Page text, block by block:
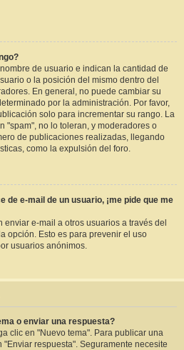
de usuario e indican la cantidad de
o la posición del mismo dentro del
En general, no puede cambiar su
por la administración. Por favor,
solo para incrementar su rango. La
"spam", no lo toleran, y moderadores o
de publicaciones realizadas, llegando
como la expulsión del foro.
de e-mail de un usuario, ¡me pide que me
e-mail a otros usuarios a través del
opción. Esto es para prevenir el uso
usuarios anónimos.
o enviar una respuesta?
clic en "Nuevo tema". Para publicar una
respuesta". Seguramente necesite